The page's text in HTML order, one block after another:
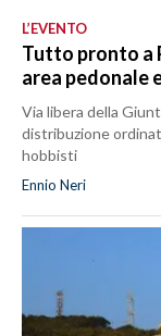
L’EVENTO
Tutto pronto a
area pedonale
Via libera della
distribuzione
hobbisti
Ennio Neri